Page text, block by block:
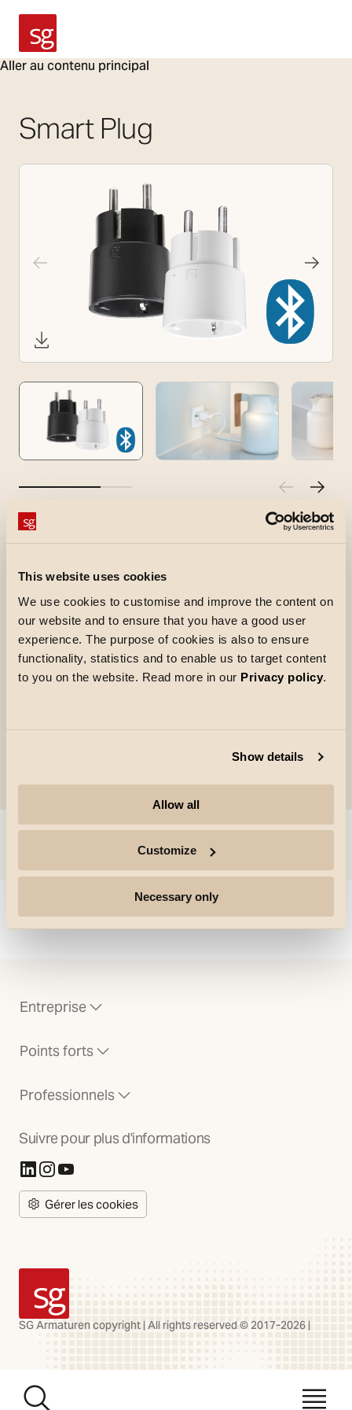
This website uses cookies
We use cookies to customise and improve the content on
our website and to ensure that you have a good user
experience. The purpose of cookies is also to ensure
functionality, statistics and to enable us to target content
to you on the website. Read more in our Privacy policy.
Show details
Allow all
Customize
Necessary only
Aller au contenu principal
SG Armaturen
Smart Plug
Smart Plug
une prise schuko pour allumer et éteindre les
appareils connectés tels que les cafetières, les
lampes, les chauffages, etc. Elle est contrôlée via
l'application SG Smart, Smart Switch, ou un
interrupteur directement sur l'appareil.
Aller à
Could not load articles. Please refresh the page.
Entreprise
Points forts
Professionnels
Suivre pour plus d'informations
(S'ouvre dans un nouvel onglet)
(S'ouvre dans un nouvel onglet)
(S'ouvre dans un nouvel onglet)
Gérer les cookies
SG Armaturen
SG Armaturen copyright | All rights reserved © 2017-2026 |